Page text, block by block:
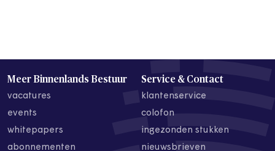
Meer Binnenlands Bestuur
vacatures
events
whitepapers
abonnementen
Service & Contact
klantenservice
colofon
ingezonden stukken
nieuwsbrieven